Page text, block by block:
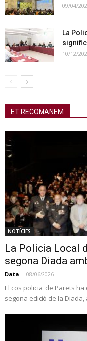
09/04/
La
10/12/
ET RECOMANEM
NOTÍCIES
La Policia Local
segona Diada
Data - 08/06/2026
El cos policial de Parets
segona edició de la Diada,